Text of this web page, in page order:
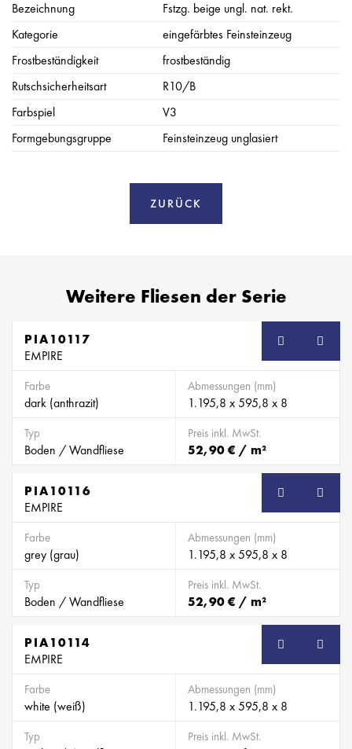
Bezeichnung
Fstzg. beige ungl. nat. rekt.
Kategorie
eingefärbtes Feinsteinzeug
Frostbeständigkeit
frostbeständig
Rutschsicherheitsart
R10/B
Farbspiel
V3
Formgebungsgruppe
Feinsteinzeug unglasiert
ZURÜCK
Weitere Fliesen der Serie
PIA10117
EMPIRE
Farbe
dark (anthrazit)
Abmessungen (mm)
1.195,8 x 595,8 x 8
Typ
Boden / Wandfliese
Preis inkl. MwSt.
52,90 € / m²
PIA10116
EMPIRE
Farbe
grey (grau)
Abmessungen (mm)
1.195,8 x 595,8 x 8
Typ
Boden / Wandfliese
Preis inkl. MwSt.
52,90 € / m²
PIA10114
EMPIRE
Farbe
white (weiß)
Abmessungen (mm)
1.195,8 x 595,8 x 8
Typ Preis inkl. MwSt.